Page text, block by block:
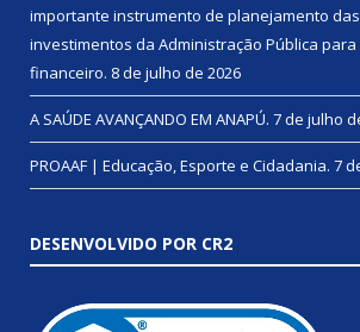
importante instrumento de planejamento
investimentos da Administração Pública
financeiro. 8 de julho de 2026
A SAÚDE AVANÇANDO EM ANAPÚ. 7 de julho
PROAAF | Educação, Esporte e Cidadania. 7
DESENVOLVIDO POR CR2